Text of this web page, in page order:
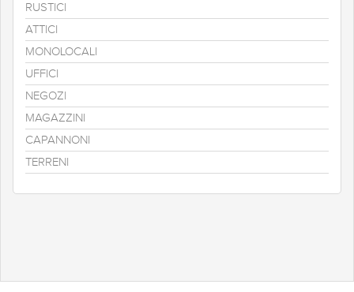
RUSTICI
ATTICI
MONOLOCALI
UFFICI
NEGOZI
MAGAZZINI
CAPANNONI
TERRENI